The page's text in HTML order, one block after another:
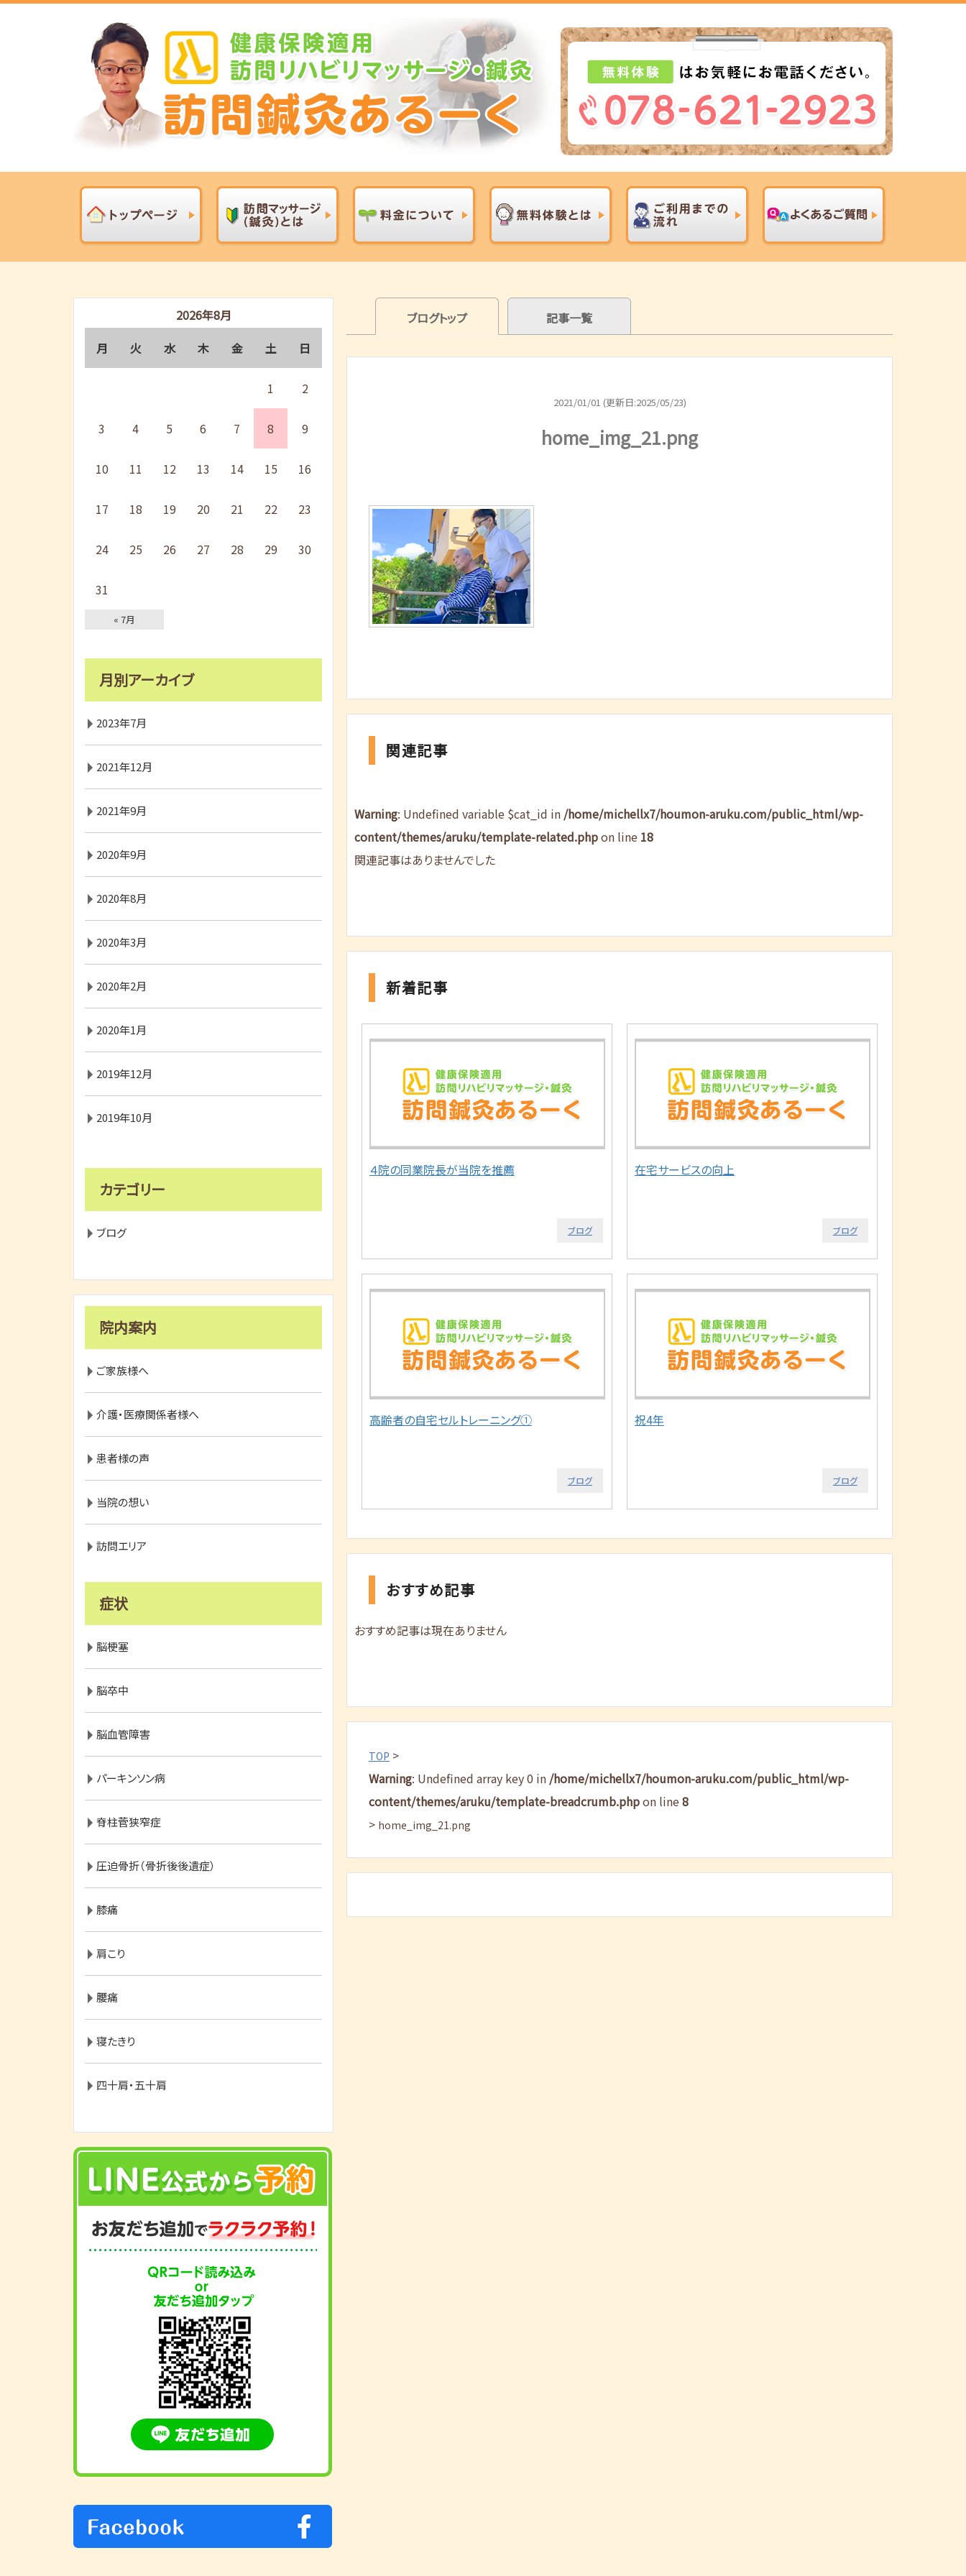
ブログトップ 記事一覧
2021/01/01 (更新日:2025/05/23)
home_img_21.png
関連記事
Warning: Undefined variable $cat_id in /home/michellx7/houmon-aruku.com/public_html/wp-
content/themes/aruku/template-related.phpon line 18
関連記事はありませんでした
新着記事
４院の同業院長が当院を推薦
ブログ
在宅サービスの向上
ブログ
高齢者の自宅セルトレーニング①
ブログ
祝4年
ブログ
おすすめ記事
おすすめ記事は現在ありません
TOP >
Warning: Undefined array key 0 in /home/michellx7/houmon-aruku.com/public_html/wp-
content/themes/aruku/template-breadcrumb.phpon line8
> home_img_21.png
2026年8月
月
火 水 木 金 土 日
1 2
3 4 5 6 7 8 9
10 11 12 13 14 15 16
17 18 19 20 21 22 23
24 25 26 27 28 29 30
31
« 7月
月別アーカイブ
2023年7月
2021年12月
2021年9月
2020年9月
2020年8月
2020年3月
2020年2月
2020年1月
2019年12月
2019年10月
カテゴリー
ブログ
院内案内
ご家族様へ
介護・医療関係者様へ
患者様の声
当院の想い
訪問エリア
症状
脳梗塞
脳卒中
脳血管障害
パーキンソン病
脊柱菅狭窄症
圧迫骨折（骨折後後遺症）
膝痛
肩こり
腰痛
寝たきり
四十肩・五十肩